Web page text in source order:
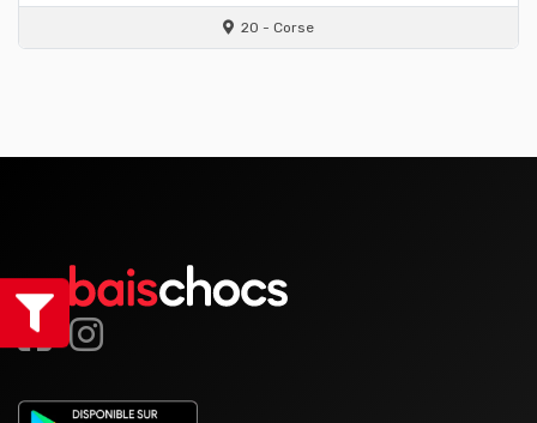
20 - Corse